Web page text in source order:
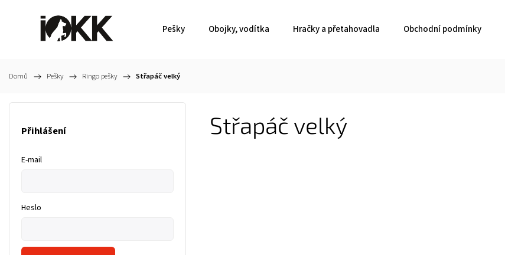
Pešky Obojky, vodítka Hračky a přetahovadla Obchodní podmínky
Domů / Pešky / Ringo pešky / Střapáč velký
Přihlášení
E-mail
Heslo
Střapáč velký